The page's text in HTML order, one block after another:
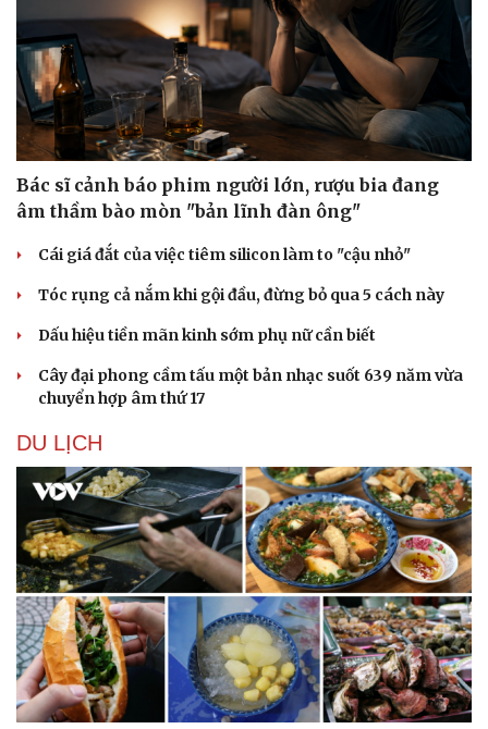
Sức khỏe
Dinh dưỡng - món ngon
Sản phụ khoa
Nam khoa
Phòng mạch online
Ăn sạch sống khỏe
Đời sống
Nhà đẹp
Tình yêu - Gia đình
Bác sĩ cảnh báo phim người lớn, rượu bia đang
âm thầm bào mòn "bản lĩnh đàn ông"
Cái giá đắt của việc tiêm silicon làm to "cậu nhỏ"
Tóc rụng cả nắm khi gội đầu, đừng bỏ qua 5 cách này
Dấu hiệu tiền mãn kinh sớm phụ nữ cần biết
Cây đại phong cầm tấu một bản nhạc suốt 639 năm vừa
chuyển hợp âm thứ 17
DU LỊCH